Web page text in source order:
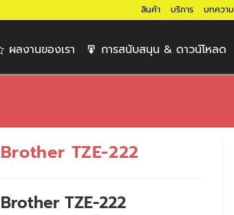
สินค้า บริการ บทความ
ผลงานของเรา การสนับสนุน & ดาวน์โหลด
Brother TZE-222
Brother TZE-222